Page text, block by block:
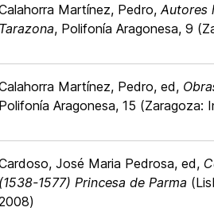
Martínez, Pedro,Autores
Tarazona, Polifonía Aragonesa, 9
Martínez, Pedro, ed,
Polifonía Aragonesa, 15 (Zaragoza:
José Maria Pedrosa, ed,
(1538-1577) Princesa de Parma